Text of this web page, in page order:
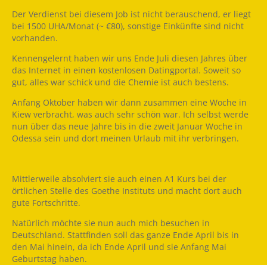
Der Verdienst bei diesem Job ist nicht berauschend, er liegt
bei 1500 UHA/Monat (~ €80), sonstige Einkünfte sind nicht
vorhanden.
Kennengelernt haben wir uns Ende Juli diesen Jahres über
das Internet in einen kostenlosen Datingportal. Soweit so
gut, alles war schick und die Chemie ist auch bestens.
Anfang Oktober haben wir dann zusammen eine Woche in
Kiew verbracht, was auch sehr schön war. Ich selbst werde
nun über das neue Jahre bis in die zweit Januar Woche in
Odessa sein und dort meinen Urlaub mit ihr verbringen.
Mittlerweile absolviert sie auch einen A1 Kurs bei der
örtlichen Stelle des Goethe Instituts und macht dort auch
gute Fortschritte.
Natürlich möchte sie nun auch mich besuchen in
Deutschland. Stattfinden soll das ganze Ende April bis in
den Mai hinein, da ich Ende April und sie Anfang Mai
Geburtstag haben.